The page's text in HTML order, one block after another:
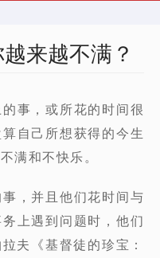
来越不满？
事，或所花的时间很
自己所想获得的今生
满和不快乐。
，并且他们花时间与
上遇到问题时，他们
夫《基督徒的珍宝：